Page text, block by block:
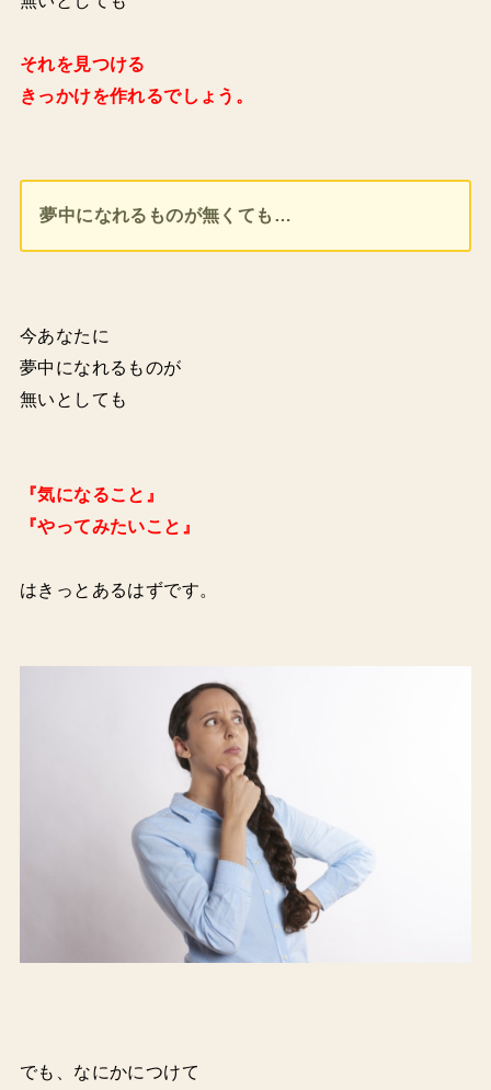
それを見つける
きっかけを作れるでしょう。
夢中になれるものが無くても…
今あなたに
夢中になれるものが
無いとしても
『気になること』
『やってみたいこと』
はきっとあるはずです。
でも、なにかにつけて